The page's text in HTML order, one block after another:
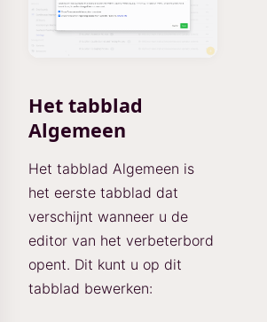
Het tabblad
Algemeen
Het tabblad Algemeen is
het eerste tabblad dat
verschijnt wanneer u de
editor van het verbeterbord
opent. Dit kunt u op dit
tabblad bewerken: